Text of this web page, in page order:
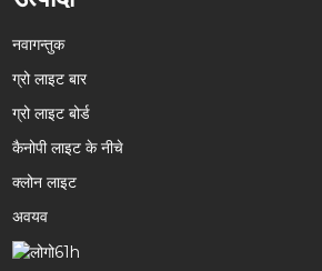
नवागन्तुक
ग्रो लाइट बार
ग्रो लाइट बोर्ड
कैनोपी लाइट के नीचे
क्लोन लाइट
अवयव